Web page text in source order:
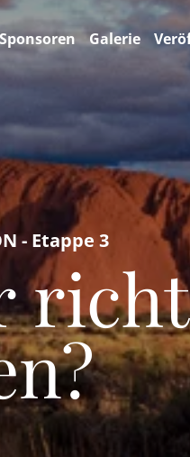
Sponsoren Galerie
- Etappe 3